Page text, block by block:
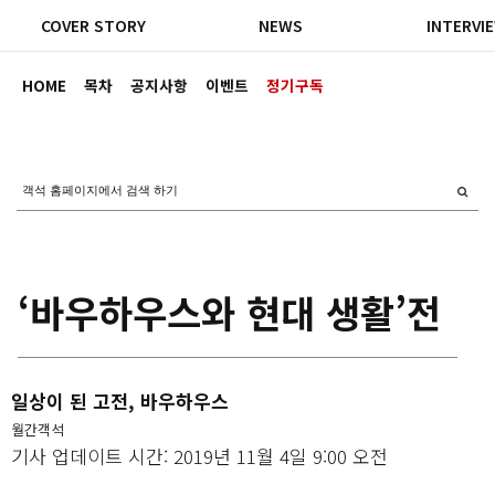
HOME 목차 공지사항 이벤트 정기구독
COVER STORY NEWS
‘바우하우스와 현대 생활’전
일상이 된 고전, 바우하우스
월간객석
기사 업데이트 시간: 2019년 11월 4일 9:00 오전